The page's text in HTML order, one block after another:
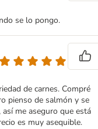
se lo pongo.
de carnes. Compré
pienso de salmón y se
me aseguro que está
es muy asequible.